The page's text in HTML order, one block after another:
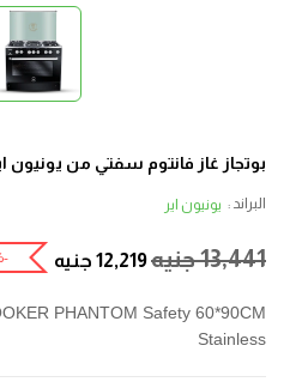
بوتجاز غاز فانتوم سفتي من يونيون اير، 5
البراند : يونيون اير
13,441جنيه12,219 جنيه -9%
PHANTOM Safety 60*90CM
Stainless